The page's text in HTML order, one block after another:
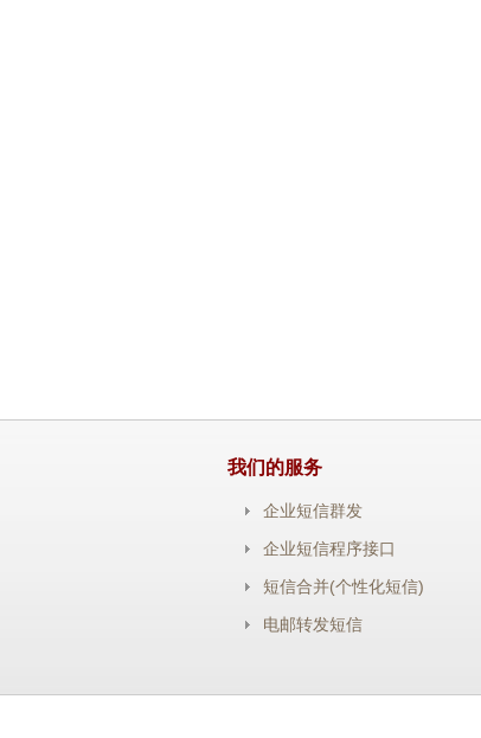
我们的服务
企业短信群发
企业短信程序接口
短信合并(个性化短信)
电邮转发短信